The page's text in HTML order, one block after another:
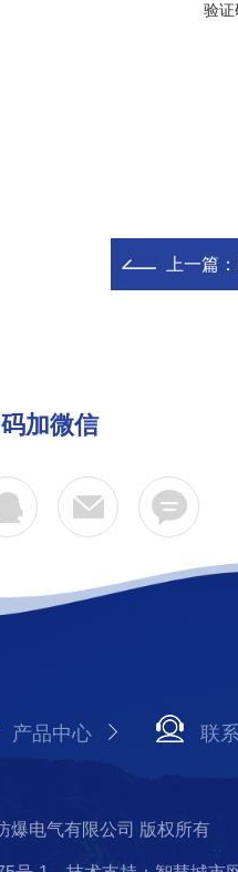
验证
上一篇：
加微信
产品中心 联
爆电气有限公司 版权所有